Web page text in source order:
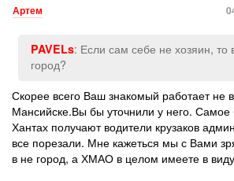
Артем
PAVELs: Если сам себе не хозяин, то
город?
Скорее всего Ваш знакомый работает не
Мансийске.Вы бы уточнили у него.
Хантах получают водители крузаков
все порезали. Мне кажеться мы с Вами
в не город, а ХМАО в целом имеете в